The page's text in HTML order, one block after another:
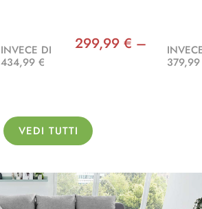
INVECE DI
434,99 €
299,99 € –
VEDI TUTTI